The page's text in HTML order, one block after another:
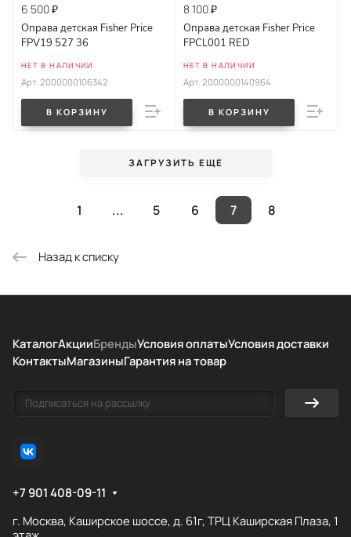
6 500 ₽
Оправа детская Fisher Price
FPV19 527 36
НЕТ В НАЛИЧИИ
Арт. 2000000106342
В КОРЗИНУ
8 100 ₽
Оправа детская Fisher Price
FPCL001 RED
НЕТ В НАЛИЧИИ
Арт. 2000000140964
В КОРЗИНУ
ЗАГРУЗИТЬ ЕЩЕ
1 ... 5 6 7 8
Назад к списку
КаталогАкцииБрендыУсловия оплатыУсловия доставки
КонтактыМагазиныГарантия на товар
+7 901 408-09-11
г. Москва, Каширское шоссе, д. 61г, ТРЦ Каширская Плаза, 1